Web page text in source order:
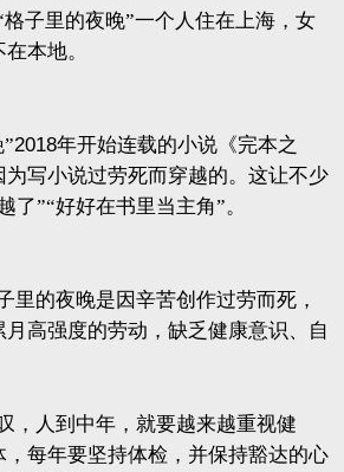
子里的夜晚”一个人住在上海，女
本地。
2018年开始连载的小说《完本之
写小说过劳死而穿越的。这让不少
了”“好好在书里当主角”。
里的夜晚是因辛苦创作过劳而死，
高强度的劳动，缺乏健康意识、自
，人到中年，就要越来越重视健
，每年要坚持体检，并保持豁达的心